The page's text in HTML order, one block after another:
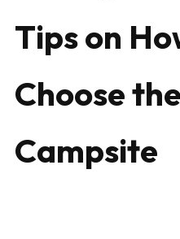
Tips on
Choose
Campsite